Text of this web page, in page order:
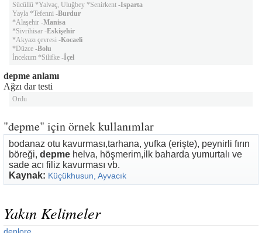
Sücüllü *Yalvaç, Uluğbey *Senirkent -Isparta
Yayla *Tefenni -Burdur
*Alaşehir -Manisa
*Sivrihisar -Eskişehir
*Akyazı çevresi -Kocaeli
*Düzce -Bolu
İncekum *Silifke -İçel
depme anlamı
Ağzı dar testi
Ordu
"depme" için örnek kullanımlar
bodanaz otu kavurması,tarhana, yufka (erişte), peynirli fırın
böreği, depme helva, höşmerim,ilk baharda yumurtalı ve
sade acı filiz kavurması vb.
Kaynak: Küçükhusun, Ayvacık
Yakın Kelimeler